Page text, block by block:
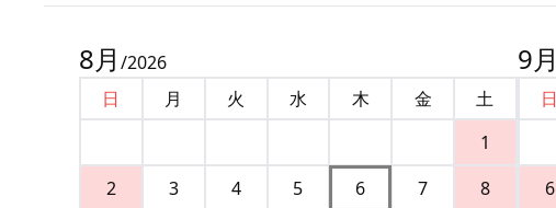
8月 /2026
日
月 火 水 木 金
土
1
2
3 4 5 6 7
8
9月
日
6